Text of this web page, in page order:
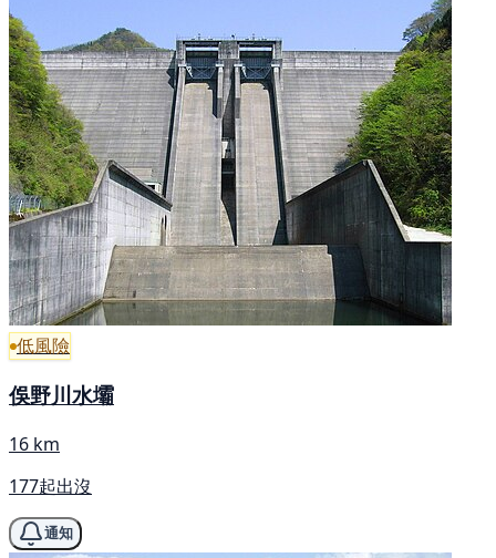
低風險
俁野川水壩
16 km
177起出沒
通知